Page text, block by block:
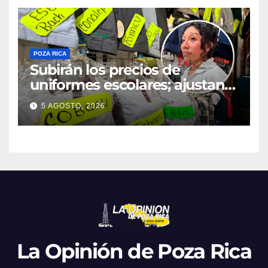
POZA RICA
Subirán los precios de
uniformes escolares; ajustan
promociones
5 AGOSTO, 2026
La Opinión de Poza Rica